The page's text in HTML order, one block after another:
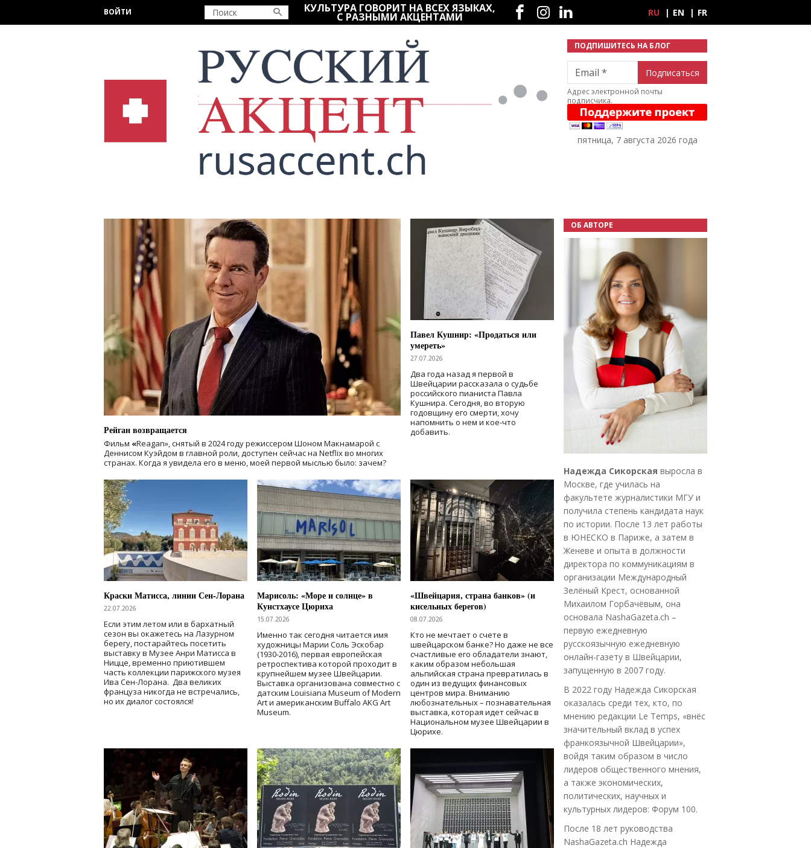
ВОЙТИ КУЛЬТУРА ГОВОРИТ НА ВСЕХ ЯЗЫКАХ,
С РАЗНЫМИ АКЦЕНТАМИ
Социальные сети
RU EN FR
ПОДПИШИТЕСЬ НА БЛОГ
Email
Адрес электронной почты
подписчика.
пятница, 7 августа 2026 года
Рейган возвращается
Фильм «Reagan», снятый в 2024 годурежиссером Шоном Макнамарой с
Деннисом Куэйдом в главной роли, доступен сейчас на Netflix во многих
странах. Когда я увидела его в меню, моей первой мыслью было: зачем?
Павел Кушнир: «Продаться или
умереть»
27.07.2026
Два года назад я первой в
Швейцарии рассказала о судьбе
российского пианиста Павла
Кушнира. Сегодня, во вторую
годовщину его смерти, хочу
напомнить о нем и кое-что
добавить.
Краски Матисса, линии Сен-Лорана
22.07.2026
Если этим летом или в бархатный
сезон вы окажетесь на Лазурном
берегу, постарайтесь посетить
выставку в Музее Анри Матисса в
Ницце, временно приютившем
часть коллекции парижского музея
Ива Сен-Лорана. Два великих
француза никогда не встречались,
но их диалог состоялся!
Марисоль: «Море и солнце» в
Кунстхаусе Цюриха
15.07.2026
Именно так сегодня читается имя
художницы Марии Соль Эскобар
(1930-2016), первая европейская
ретроспектива которой проходит в
крупнейшем музее Швейцарии.
Выставка организована совместно с
датским Louisiana Museum of Modern
Art и американским Buffalo AKG Art
Museum.
«Швейцария, страна банков» (и
кисельных берегов)
08.07.2026
Кто не мечтает о счете в
швейцарском банке? Но даже не все
счастливые его обладатели знают,
каким образом небольшая
альпийская страна превратилась в
один из ведущих финансовых
центров мира. Вниманию
любознательных – познавательная
выставка, которая идет сейчас в
Национальном музее Швейцарии в
Цюрихе.
ОБ АВТОРЕ
Надежда Сикорская выросла в
Москве, где училась на
факультете журналистики МГУ и
получила степень кандидата наук
по истории. После 13 лет работы
в ЮНЕСКО в Париже, а затем в
Женеве и опыта в должности
директора по коммуникациям в
организации Международный
Зелёный Крест, основанной
Михаилом Горбачёвым, она
основала NashaGazeta.ch –
первую ежедневную
русскоязычную ежедневную
онлайн-газету в Швейцарии,
запущенную в 2007 году.
В 2022 году Надежда Сикорская
оказалась среди тех, кто, по
мнению редакции Le Temps, «внёс
значительный вклад в успех
франкоязычной Швейцарии»,
войдя таким образом в число
лидеров общественного мнения,
а также экономических,
политических, научных и
культурных лидеров: Форум 100.
После 18 лет руководства
NashaGazeta.ch Надежда